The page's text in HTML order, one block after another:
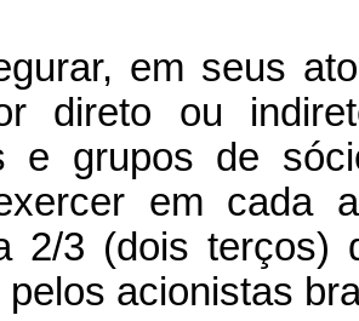
em seus
direto ou
e grupos de
em cada
2/3 (dois terços)
acionistas